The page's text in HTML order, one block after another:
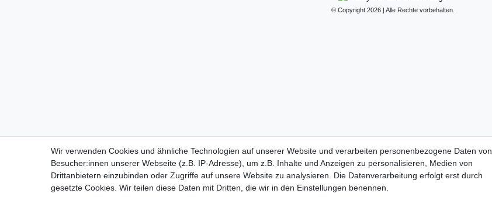
© Copyright 2026 | Alle Rechte vorbehalten.
Wir verwenden Cookies und ähnliche Technologien auf unserer Website und verarbeiten personenbezogene Daten von
Besucher:innen unserer Webseite (z.B. IP-Adresse), um z.B. Inhalte und Anzeigen zu personalisieren, Medien von
Drittanbietern einzubinden oder Zugriffe auf unsere Website zu analysieren. Die Datenverarbeitung erfolgt erst durch
gesetzte Cookies. Wir teilen diese Daten mit Dritten, die wir in den Einstellungen benennen.